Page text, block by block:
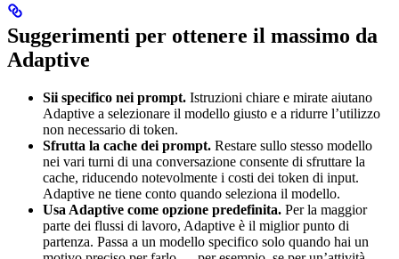
Suggerimenti per ottenere il massimo da
Adaptive
Sii specifico nei prompt. Istruzioni chiare e mirate aiutano
Adaptive a selezionare il modello giusto e a ridurre l’utilizzo
non necessario di token.
Sfrutta la cache dei prompt. Restare sullo stesso modello
nei vari turni di una conversazione consente di sfruttare la
cache, riducendo notevolmente i costi dei token di input.
Adaptive ne tiene conto quando seleziona il modello.
Usa Adaptive come opzione predefinita. Per la maggior
parte dei flussi di lavoro, Adaptive è il miglior punto di
partenza. Passa a un modello specifico solo quando hai un